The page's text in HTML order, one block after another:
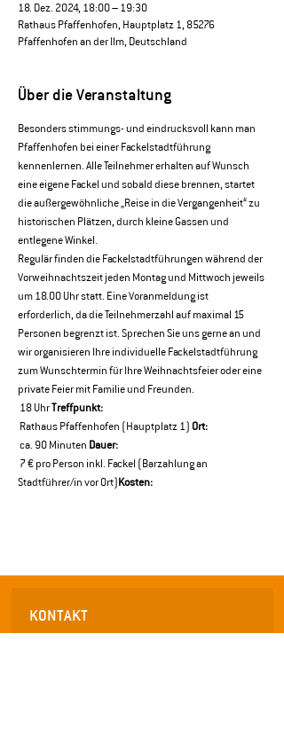
18. Dez. 2024, 18:00 – 19:30
Rathaus Pfaffenhofen, Hauptplatz 1, 85276
Pfaffenhofen an der Ilm, Deutschland
Über die Veranstaltung
Besonders stimmungs- und eindrucksvoll kann man
Pfaffenhofen bei einer Fackelstadtführung
kennenlernen. Alle Teilnehmer erhalten auf Wunsch
eine eigene Fackel und sobald diese brennen, startet
die außergewöhnliche „Reise in die Vergangenheit“ zu
historischen Plätzen, durch kleine Gassen und
entlegene Winkel.
Regulär finden die Fackelstadtführungen während der
Vorweihnachtszeit jeden Montag und Mittwoch jeweils
um 18.00 Uhr statt. Eine Voranmeldung ist
erforderlich, da die Teilnehmerzahl auf maximal 15
Personen begrenzt ist. Sprechen Sie uns gerne an und
wir organisieren Ihre individuelle Fackelstadtführung
zum Wunschtermin für Ihre Weihnachtsfeier oder eine
private Feier mit Familie und Freunden.
18 Uhr Treffpunkt:
Rathaus Pfaffenhofen (Hauptplatz 1) Ort:
ca. 90 Minuten Dauer:
Stadtführer/in vor Ort)Kosten:
KONTAKT